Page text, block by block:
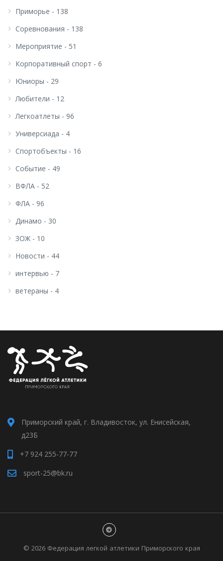
Приморье - 138
Соревнования - 138
Мероприятие - 51
Корпоративный спорт - 6
Юниоры - 29
Любители - 12
Легкоатлеты - 96
Универсиада - 4
Спортобъекты - 16
Событие - 49
ВФЛА - 52
ФЛА - 96
Динамо - 30
ЗОЖ - 10
Новости - 44
интервью - 7
ветераны - 4
Приморский край, г. Владивосток, ул. Енисейская,
д23Б
+7 924 255-77-77
sport-25@bk.ru
© 2026 Федерация легкой атлетики Приморского края